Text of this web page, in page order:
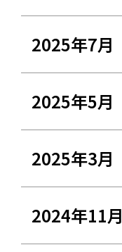
2025年7月
2025年5月
2025年3月
2024年11月